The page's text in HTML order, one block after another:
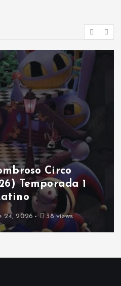
Circo
Temporada 1
24, 2026 38 views